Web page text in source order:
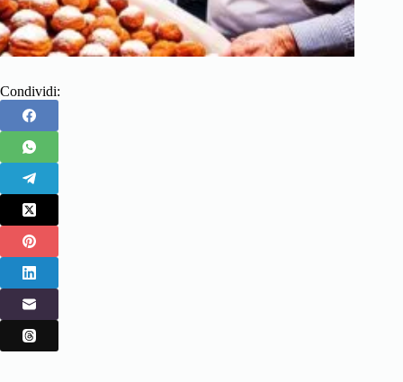
Condividi: